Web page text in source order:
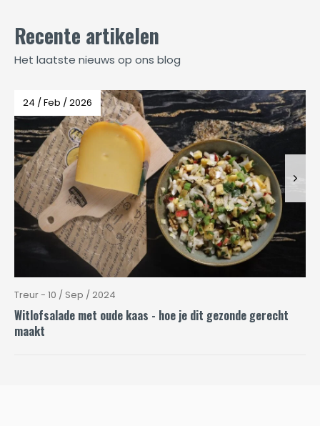
Recente artikelen
Het laatste nieuws op ons blog
24 / Feb / 2026
Treur - 10 / Sep / 2024
Witlofsalade met oude kaas - hoe je dit gezonde gerecht
maakt